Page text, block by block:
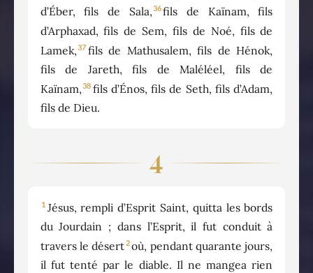
d’Éber, fils de Sala,36fils de Kaïnam, fils
d’Arphaxad, fils de Sem, fils de Noé, fils de
Lamek, 37 fils de Mathusalem, fils de Hénok,
fils de Jareth, fils de Maléléel, fils de
Kaïnam,38 fils d’Énos, fils de Seth, fils d’Adam,
fils de Dieu.
4
1 Jésus, rempli d’Esprit Saint, quitta les bords
du Jourdain ; dans l’Esprit, il fut conduit à
travers le désert2où, pendant quarante jours,
il fut tenté par le diable. Il ne mangea rien